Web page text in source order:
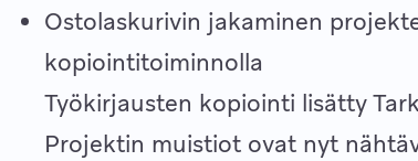
Ostolaskurivin jakaminen
kopiointitoiminnolla
Työkirjausten kopiointi lisätty
Projektin muistiot ovat nyt